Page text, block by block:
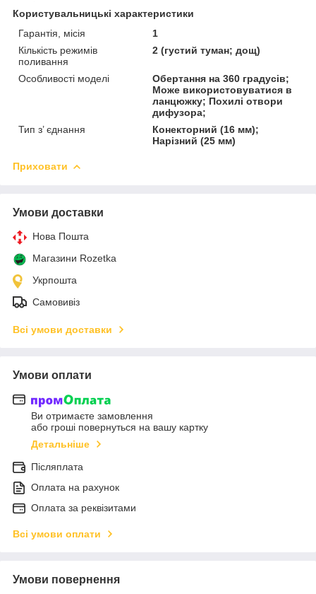
Користувальницькі характеристики
Гарантія, місія
1
Кількість режимів
поливання
2 (густий туман; дощ)
Особливості моделі
Обертання на 360 градусів;
Може використовуватися в
ланцюжку; Похилі отвори
дифузора;
Тип з’ єднання
Конекторний (16 мм);
Нарізний (25 мм)
Приховати
Умови доставки
Нова Пошта
Магазини Rozetka
Укрпошта
Самовивіз
Всі умови доставки
Умови оплати
Ви отримаєте замовлення
або гроші повернуться на вашу картку
Детальніше
Післяплата
Оплата на рахунок
Оплата за реквізитами
Всі умови оплати
Умови повернення